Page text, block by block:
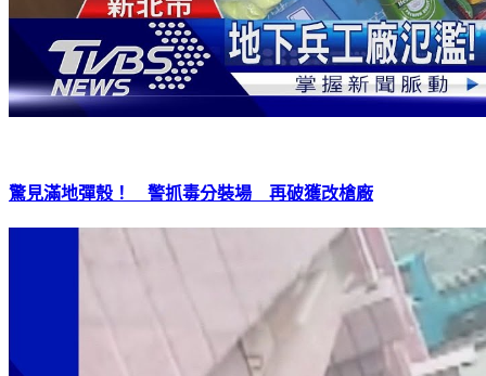
驚見滿地彈殼！ 警抓毒分裝場 再破獲改槍廠